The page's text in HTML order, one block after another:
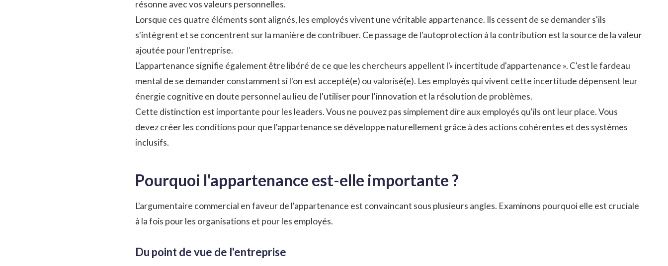
résonne avec vos valeurs personnelles.
Lorsque ces quatre éléments sont alignés, les employés vivent une véritable appartenance. Ils cessent de se demander s'ils
s'intègrent et se concentrent sur la manière de contribuer. Ce passage de l'autoprotection à la contribution est la source de la valeur
ajoutée pour l'entreprise.
L'appartenance signifie également être libéré de ce que les chercheurs appellent l'« incertitude d'appartenance ». C'est le fardeau
mental de se demander constamment si l'on est accepté(e) ou valorisé(e). Les employés qui vivent cette incertitude dépensent leur
énergie cognitive en doute personnel au lieu de l'utiliser pour l'innovation et la résolution de problèmes.
Cette distinction est importante pour les leaders. Vous ne pouvez pas simplement dire aux employés qu'ils ont leur place. Vous
devez créer les conditions pour que l'appartenance se développe naturellement grâce à des actions cohérentes et des systèmes
inclusifs.
Pourquoi l'appartenance est-elle importante ?
L'argumentaire commercial en faveur de l'appartenance est convaincant sous plusieurs angles. Examinons pourquoi elle est cruciale
à la fois pour les organisations et pour les employés.
Du point de vue de l'entreprise